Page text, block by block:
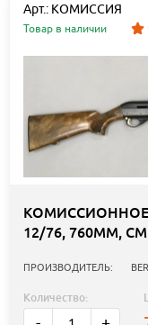
Арт.: КОМИССИЯ
Товар в наличии
КОМИССИОННОЕ
12/76, 760ММ,
ПРОИЗВОДИТЕЛЬ:
Количество: